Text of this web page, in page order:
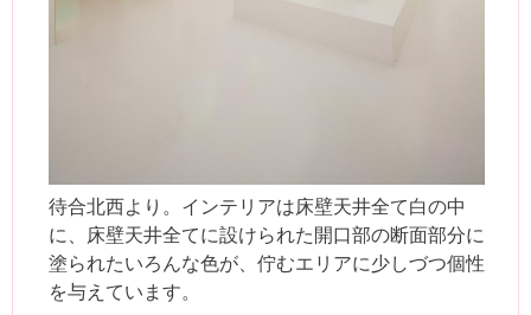
待合北西より。インテリアは床壁天井全て白の中
に、床壁天井全てに設けられた開口部の断面部分に
塗られたいろんな色が、佇むエリアに少しづつ個性
を与えています。